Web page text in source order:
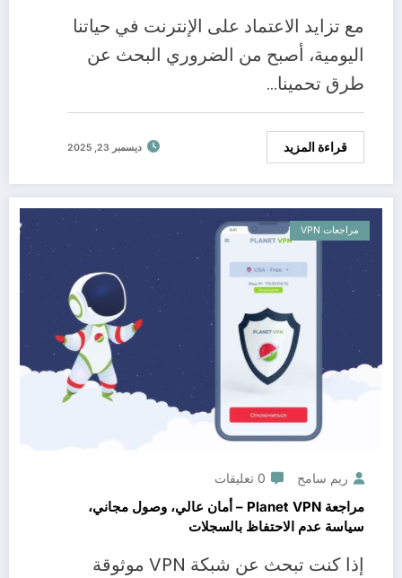
مع تزايد الاعتماد على الإنترنت في حياتنا
اليومية، أصبح من الضروري البحث عن
طرق تحمينا…
قراءة المزيد ديسمبر 23, 2025
مراجعات VPN
ريم سامح 0 تعليقات
مراجعة Planet VPN – أمان عالي، وصول مجاني،
سياسة عدم الاحتفاظ بالسجلات
إذا كنت تبحث عن شبكة VPN موثوقة